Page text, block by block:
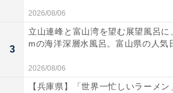
2026/08/06
3
立山連峰と富山湾を望む展望風呂に
mの海洋深層水風呂。富山県の人気
2026/08/06
【兵庫県】「世界一忙しいラーメン